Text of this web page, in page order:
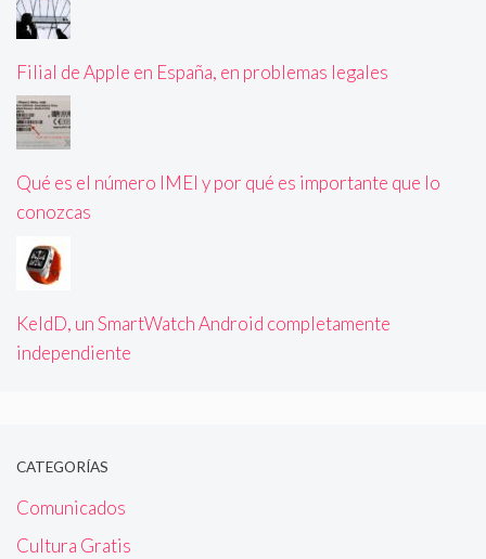
Filial de Apple en España, en problemas legales
Qué es el número IMEI y por qué es importante que lo
conozcas
KeldD, un SmartWatch Android completamente
independiente
CATEGORÍAS
Comunicados
Cultura Gratis